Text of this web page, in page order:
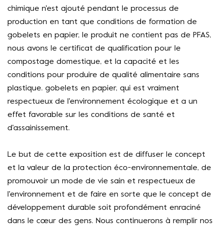
chimique n'est ajouté pendant le processus de
production en tant que conditions de formation de
gobelets en papier, le produit ne contient pas de PFAS,
nous avons le certificat de qualification pour le
compostage domestique, et la capacité et les
conditions pour produire de qualité alimentaire sans
plastique. gobelets en papier, qui est vraiment
respectueux de l'environnement écologique et a un
effet favorable sur les conditions de santé et
d'assainissement.
Le but de cette exposition est de diffuser le concept
et la valeur de la protection éco-environnementale, de
promouvoir un mode de vie sain et respectueux de
l'environnement et de faire en sorte que le concept de
développement durable soit profondément enraciné
dans le cœur des gens. Nous continuerons à remplir nos